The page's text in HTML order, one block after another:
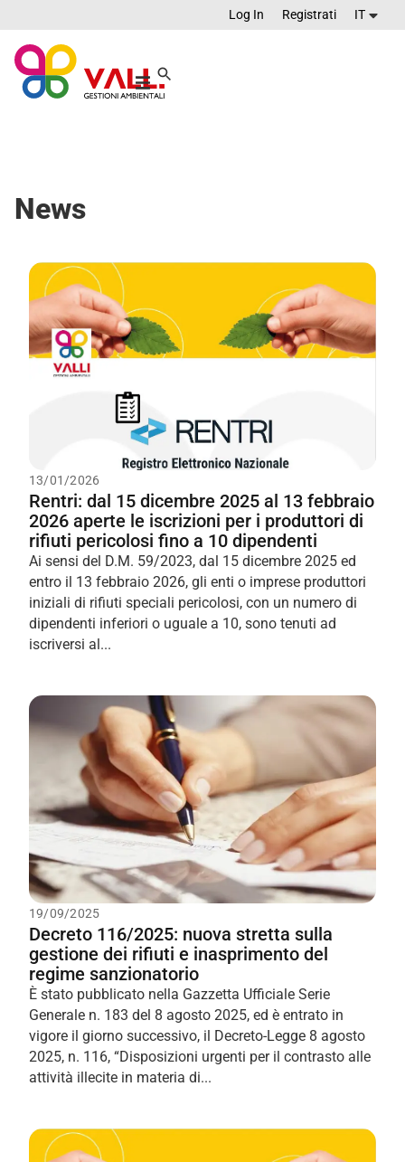
Log In Registrati IT
News
13/01/2026
Rentri: dal 15 dicembre 2025 al 13 febbraio
2026 aperte le iscrizioni per i produttori di
rifiuti pericolosi fino a 10 dipendenti
Ai sensi del D.M. 59/2023, dal 15 dicembre 2025 ed
entro il 13 febbraio 2026, gli enti o imprese produttori
iniziali di rifiuti speciali pericolosi, con un numero di
dipendenti inferiori o uguale a 10, sono tenuti ad
iscriversi al...
19/09/2025
Decreto 116/2025: nuova stretta sulla
gestione dei rifiuti e inasprimento del
regime sanzionatorio
È stato pubblicato nella Gazzetta Ufficiale Serie
Generale n. 183 del 8 agosto 2025, ed è entrato in
vigore il giorno successivo, il Decreto-Legge 8 agosto
2025, n. 116, “Disposizioni urgenti per il contrasto alle
attività illecite in materia di...